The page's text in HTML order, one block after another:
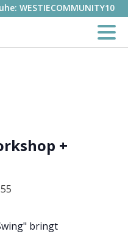
WESTIECOMMUNITY10
+
bringt